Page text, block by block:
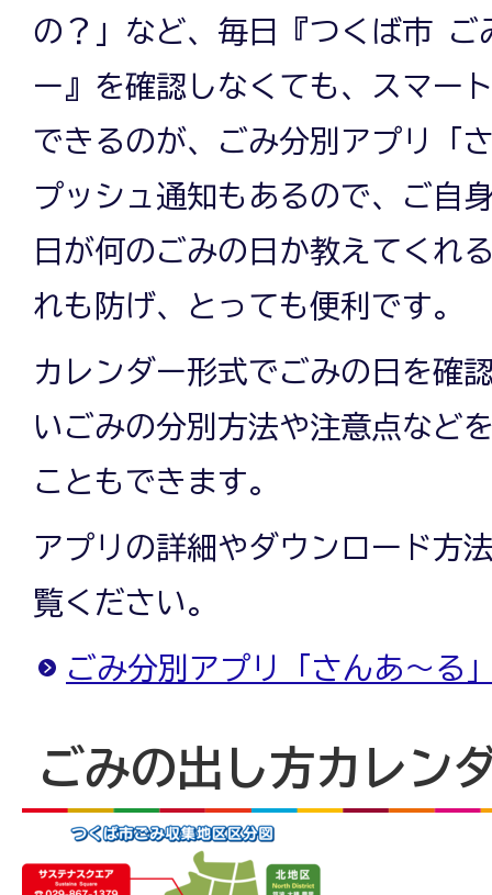
の？」など、毎日『つくば市 ご
ー』を確認しなくても、スマー
できるのが、ごみ分別アプリ「
プッシュ通知もあるので、ご自
日が何のごみの日か教えてくれ
れも防げ、とっても便利です。
カレンダー形式でごみの日を確
いごみの分別方法や注意点など
こともできます。
アプリの詳細やダウンロード方
覧ください。
ごみ分別アプリ「さんあ～る
ごみの出し方カレン